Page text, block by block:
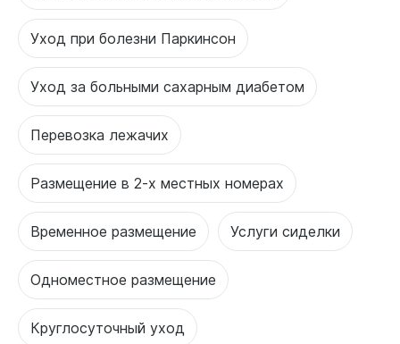
Уход при болезни Паркинсон
Уход за больными сахарным диабетом
Перевозка лежачих
Размещение в 2-х местных номерах
Временное размещение Услуги сиделки
Одноместное размещение
Круглосуточный уход